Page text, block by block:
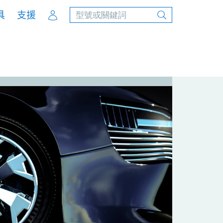
支援 Account